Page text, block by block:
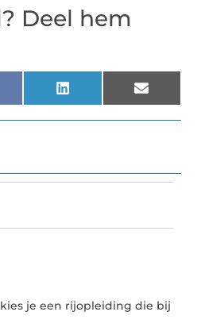
Deel hem
LinkedIn Email
je een rijopleiding die bij